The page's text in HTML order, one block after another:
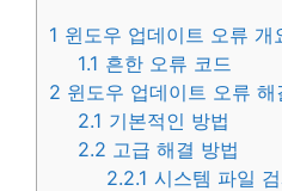
1 윈도우 업데이트 오류 개
1.1 흔한 오류 코드
2 윈도우 업데이트 오류 해
2.1 기본적인 방법
2.2 고급 해결 방법
2.2.1 시스템 파일